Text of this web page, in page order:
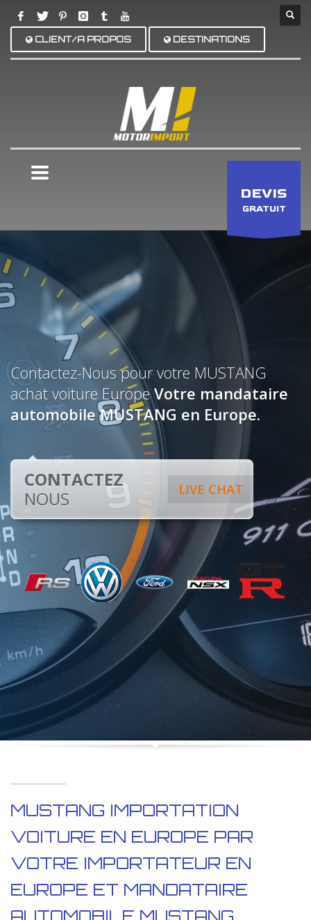
CLIENT/A PROPOS DESTINATIONS
DEVIS
GRATUIT
Contactez-Nous pour votre MUSTANG
achat voiture EuropeVotre mandataire
automobile MUSTANG en Europe.
LIVE CHAT
CONTACTEZ
NOUS
MUSTANG IMPORTATION
VOITURE EN EUROPE PAR
VOTRE IMPORTATEUR EN
EUROPE ET MANDATAIRE
AUTOMOBILE MUSTANG